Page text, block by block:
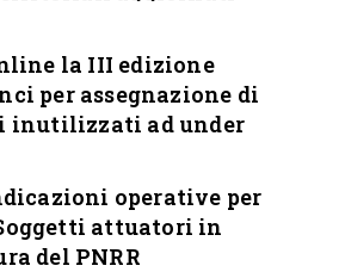
la III edizione
per assegnazione di
inutilizzati ad under
operative per
attuatori in
del PNRR